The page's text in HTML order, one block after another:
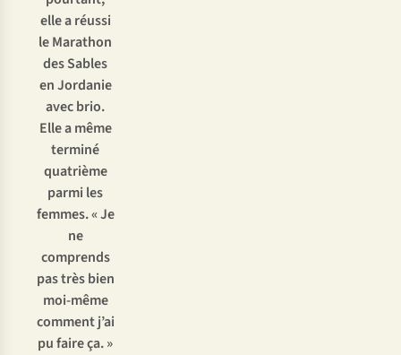
elle a réussi
le Marathon
des Sables
en Jordanie
avec brio.
Elle a même
terminé
quatrième
parmi les
femmes. « Je
ne
comprends
pas très bien
moi-même
comment j’ai
pu faire ça. »